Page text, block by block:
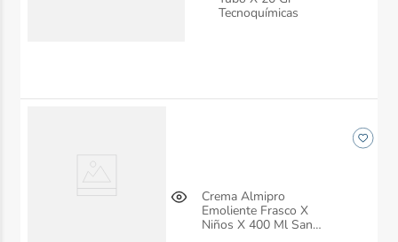
Tecnoquímicas
Crema Almipro
Emoliente Frasco X
Niños X 400 Ml San